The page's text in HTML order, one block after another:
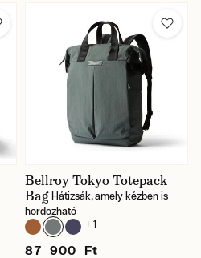
Bellroy Tokyo Totepack
Bag Hátizsák, amely kézben is
hordozható
+ 1
87 900 Ft